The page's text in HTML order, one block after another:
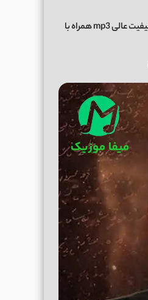
اکنون برای شما عزیزان موزیک زیبای “آغوش تو ارام آرامشه درخواستم فقط یه خواهشه” را با کیفیت عالی mp3 همراه با